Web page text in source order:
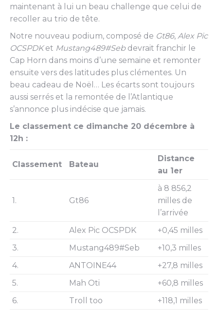
maintenant à lui un beau challenge que celui de
recoller au trio de tête.
Notre nouveau podium, composé de Gt86, Alex Pic
OCSPDKet Mustang489#Sebdevrait franchir le
Cap Horn dans moins d’une semaine et remonter
ensuite vers des latitudes plus clémentes. Un
beau cadeau de Noël… Les écarts sont toujours
aussi serrés et la remontée de l’Atlantique
s’annonce plus indécise que jamais.
Le classement ce dimanche 20 décembre à
12h :
Classement Bateau
Distance
au 1er
1. Gt86
à 8 856,2
milles de
l’arrivée
2.
Alex Pic OCSPDK
+0,45 milles
3.
Mustang489#Seb
+10,3 milles
4.
ANTOINE44
+27,8 milles
5.
Mah Oti
+60,8 milles
6.
Troll too +118,1 milles